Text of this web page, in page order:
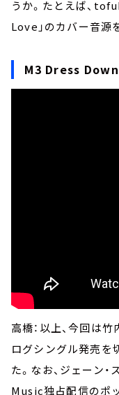
うか。たとえば、
Love」のカバー音源
M3 Dress
高橋：以上、今回は
ログシングル発売を
た。なお、ジェーン
Music独占配信のポ